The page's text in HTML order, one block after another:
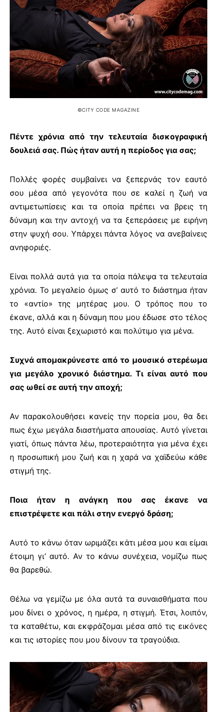
©CITY CODE MAGAZINE
Πέντε χρόνια από την τελευταία δισκογραφική
δουλειά σας. Πώς ήταν αυτή η περίοδος για σας;
Πολλές φορές συμβαίνει να ξεπερνάς τον εαυτό
σου μέσα από γεγονότα που σε καλεί η ζωή να
αντιμετωπίσεις και τα οποία πρέπει να βρεις τη
δύναμη και την αντοχή να τα ξεπεράσεις με ειρήνη
στην ψυχή σου. Υπάρχει πάντα λόγος να ανεβαίνεις
ανηφοριές.
Είναι πολλά αυτά για τα οποία πάλεψα τα τελευταία
χρόνια. Το μεγαλείο όμως σ’ αυτό το διάστημα ήταν
το «αντίο» της μητέρας μου. Ο τρόπος που το
έκανε, αλλά και η δύναμη που μου έδωσε στο τέλος
της. Αυτό είναι ξεχωριστό και πολύτιμο για μένα.
Συχνά απομακρύνεστε από το μουσικό στερέωμα
για μεγάλο χρονικό διάστημα. Τι είναι αυτό που
σας ωθεί σε αυτή την αποχή;
Αν παρακολουθήσει κανείς την πορεία μου, θα δει
πως έχω μεγάλα διαστήματα απουσίας. Αυτό γίνεται
γιατί, όπως πάντα λέω, προτεραιότητα για μένα έχει
η προσωπική μου ζωή και η χαρά να χαϊδεύω κάθε
στιγμή της.
Ποια ήταν η ανάγκη που σας έκανε να
επιστρέψετε και πάλι στην ενεργό δράση;
Αυτό το κάνω όταν ωριμάζει κάτι μέσα μου και είμαι
έτοιμη γι’ αυτό. Αν το κάνω συνέχεια, νομίζω πως
θα βαρεθώ.
Θέλω να γεμίζω με όλα αυτά τα συναισθήματα που
μου δίνει ο χρόνος, η ημέρα, η στιγμή. Έτσι, λοιπόν,
τα καταθέτω, και εκφράζομαι μέσα από τις εικόνες
και τις ιστορίες που μου δίνουν τα τραγούδια.